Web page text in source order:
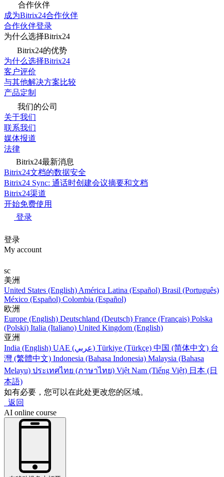
合作伙伴
成为Bitrix24合作伙伴
合作伙伴登录
为什么选择Bitrix24
Bitrix24的优势
为什么选择Bitrix24
客户评价
与其他解决方案比较
产品定制
我们的公司
关于我们
联系我们
媒体报道
法律
Bitrix24最新消息
Bitrix24文档的数据安全
Bitrix24 Sync: 通话时创建会议摘要和文档
Bitrix24渠道
开始免费使用
登录
登录
My account
sc
美洲
United States (English) América Latina (Español) Brasil (Português)
México (Español) Colombia (Español)
欧洲
Europe (English) Deutschland (Deutsch) France (Français) Polska
(Polski) Italia (Italiano) United Kingdom (English)
亚洲
India (English)
UAE (عربي) Türkiye (Türkçe) 中国 (简体中文) 台
灣 (繁體中文) Indonesia (Bahasa Indonesia) Malaysia (Bahasa
Melayu) ประเทศไทย (ภาษาไทย) Việt Nam (Tiếng Việt) 日本 (日
本語)
如有必要，您可以在此处更改您的区域。
返回
AI online course